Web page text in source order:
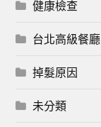
健康檢查
台北高級餐廳
掉髮原因
未分類